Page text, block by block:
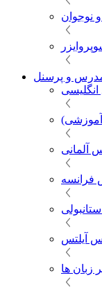
و پرسنل
آموزشی)
آلمانی
آیلتس
ها